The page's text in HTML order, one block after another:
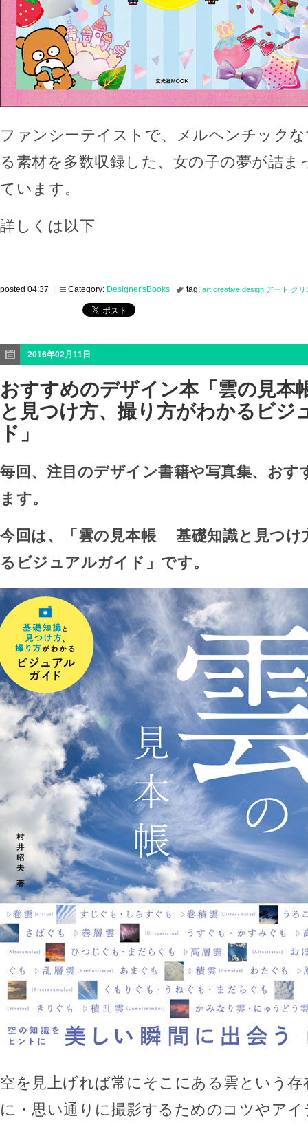
ファンシーテイストで、メルヘンチック
る素材を多数収録した、女の子の夢が詰ま
ています。
詳しくは以下
posted 04:37 | Category: Designer'sBooks tag: art creative design アート クリ
2016年02月11日
おすすめのデザイン本「雲の見
と見つけ方、撮り方がわかるビジ
ド」
毎回、注目のデザイン書籍や写真集、おす
ます。
今回は、「雲の見本帳 基礎知識と見つけ
るビジュアルガイド」です。
空を見上げれば常にそこにある雲という存
に・思い通りに撮影するためのコツやア